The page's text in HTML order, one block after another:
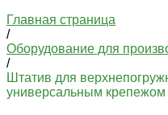
Главная страница
/
Оборудование для
/
Штатив для
универсальным крепежом